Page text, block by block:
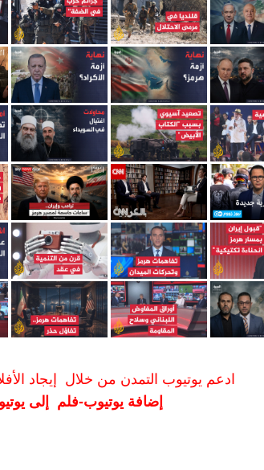
ادعم يوتيوب التمدن من خلال إيجاد
إضافة يوتيوب-فلم إلى